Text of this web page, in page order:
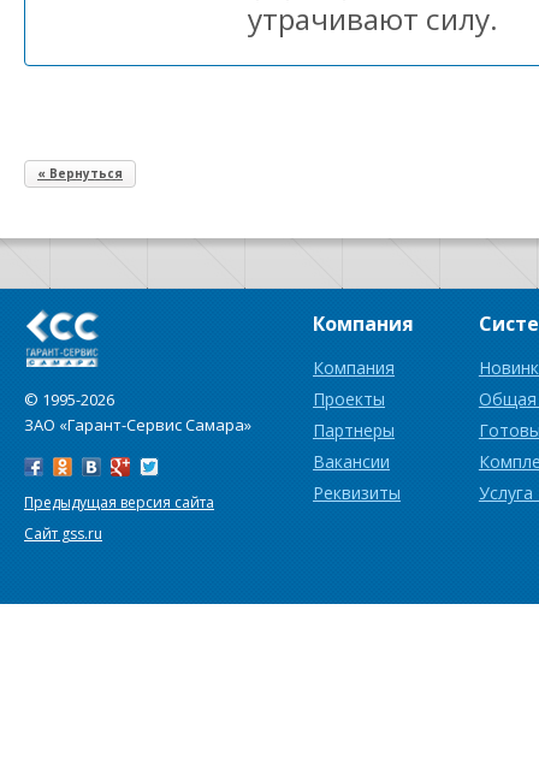
утрачивают силу.
« Вернуться
© 1995-2026
ЗАО «Гарант-Сервис Самара»
Предыдущая версия сайта
Сайт gss.ru
Компания
Компания
Проекты
Партнеры
Вакансии
Реквизиты
Общая